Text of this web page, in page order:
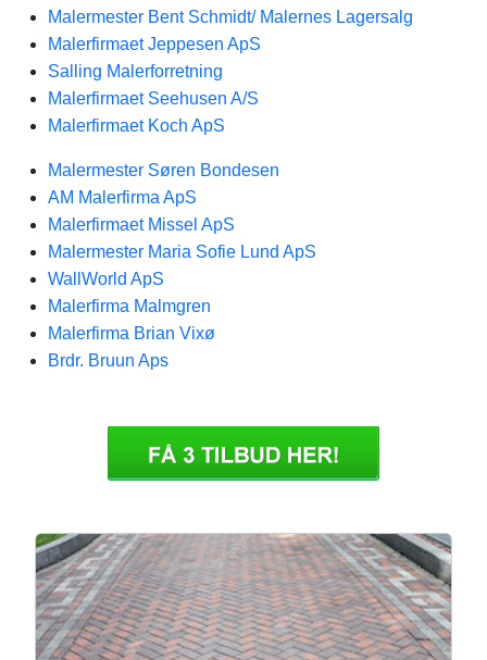
Malermester Bent Schmidt/ Malernes Lagersalg
Malerfirmaet Jeppesen ApS
Salling Malerforretning
Malerfirmaet Seehusen A/S
Malerfirmaet Koch ApS
Malermester Søren Bondesen
AM Malerfirma ApS
Malerfirmaet Missel ApS
Malermester Maria Sofie Lund ApS
WallWorld ApS
Malerfirma Malmgren
Malerfirma Brian Vixø
Brdr. Bruun Aps